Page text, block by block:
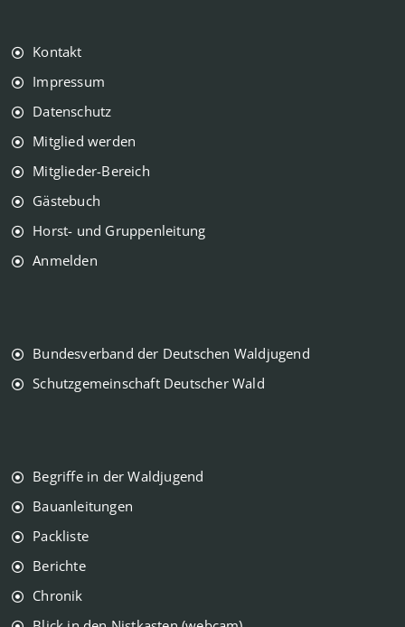
Kontakt
Impressum
Datenschutz
Mitglied werden
Mitglieder-Bereich
Gästebuch
Horst- und Gruppenleitung
Anmelden
Bundesverband der Deutschen Waldjugend
Schutzgemeinschaft Deutscher Wald
Begriffe in der Waldjugend
Bauanleitungen
Packliste
Berichte
Chronik